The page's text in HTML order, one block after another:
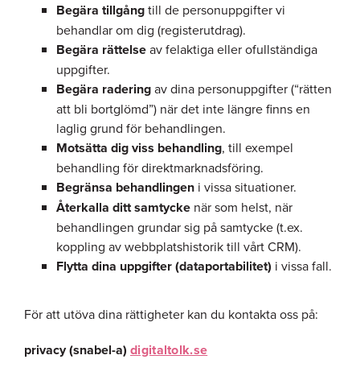
Begära tillgångtill de personuppgifter vi
behandlar om dig (registerutdrag).
Begära rättelseav felaktiga eller ofullständiga
uppgifter.
Begära raderingav dina personuppgifter (“rätten
att bli bortglömd”) när det inte längre finns en
laglig grund för behandlingen.
Motsätta dig viss behandling, till exempel
behandling för direktmarknadsföring.
Begränsa behandlingen i vissa situationer.
Återkalla ditt samtycke när som helst, när
behandlingen grundar sig på samtycke (t.ex.
koppling av webbplatshistorik till vårt CRM).
Flytta dina uppgifter (dataportabilitet) i vissa fall.
För att utöva dina rättigheter kan du kontakta oss på:
privacy (snabel-a) digitaltolk.se